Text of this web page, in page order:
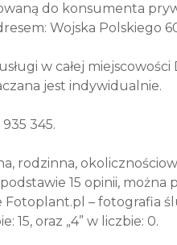
do konsumenta
Wojska Polskiego
w całej
jest indywidualnie.
345.
rodzinna,
15 opinii, można
Fotoplant.pl – fotografia
15, oraz „4” w liczbie: 0.